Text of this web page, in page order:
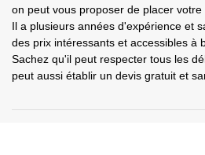
on peut vous proposer de placer votre
Il a plusieurs années d'expérience et
des prix intéressants et accessibles à
Sachez qu'il peut respecter tous les
peut aussi établir un devis gratuit et